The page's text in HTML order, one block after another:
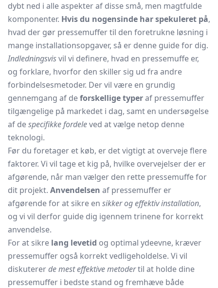
dybt ned i alle aspekter af disse små, men magtfulde
komponenter. Hvis du nogensinde har spekuleret på,
hvad der gør pressemuffer til den foretrukne løsning i
mange installationsopgaver, så er denne guide for dig.
Indledningsvisvil vi definere, hvad en pressemuffe er,
og forklare, hvorfor den skiller sig ud fra andre
forbindelsesmetoder. Der vil være en grundig
gennemgang af deforskellige typeraf pressemuffer
tilgængelige på markedet i dag, samt en undersøgelse
af despecifikke fordeleved at vælge netop denne
teknologi.
Før du foretager et køb, er det vigtigt at overveje flere
faktorer. Vi vil tage et kig på, hvilke overvejelser der er
afgørende, når man vælger den rette pressemuffe for
dit projekt. Anvendelsen af pressemuffer er
afgørende for at sikre en sikker og effektiv installation,
og vi vil derfor guide dig igennem trinene for korrekt
anvendelse.
For at sikre lang levetid og optimal ydeevne, kræver
pressemuffer også korrekt vedligeholdelse. Vi vil
diskutererde mest effektive metodertil at holde dine
pressemuffer i bedste stand og fremhæve både